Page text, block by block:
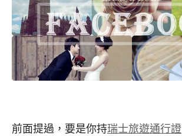
前面提過，要是你持瑞士旅遊通行證